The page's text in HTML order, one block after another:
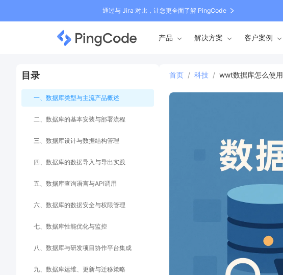
通过与 Jira 对比，让您更全面了解 PingCode
产品 解决方案 客户案例
目录
一、数据库类型与主流产品概述
二、数据库的基本安装与部署流程
三、数据库设计与数据结构管理
四、数据库的数据导入与导出实践
五、数据库查询语言与API调用
六、数据库的数据安全与权限管理
七、数据库性能优化与监控
八、数据库与研发项目协作平台集成
九、数据库运维、更新与迁移策略
首页 / 科技 / wwt数据库怎么使用